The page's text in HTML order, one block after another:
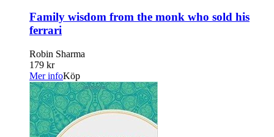
Family wisdom from the monk who sold his
ferrari
Robin Sharma
179 kr
Mer infoKöp